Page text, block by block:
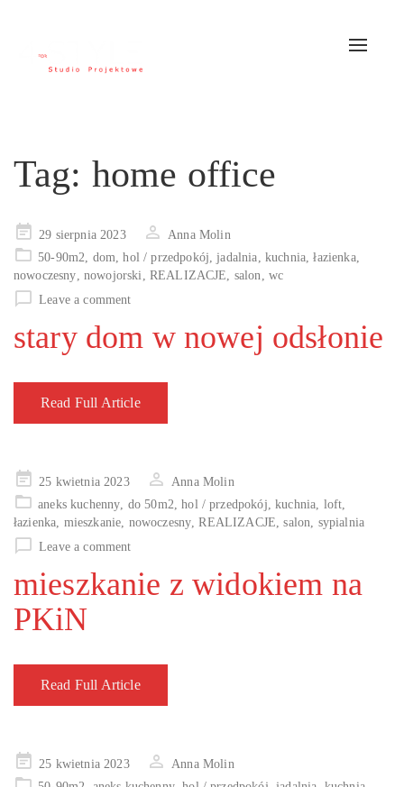
Toggle
Tag: home office
Posted
on
29 sierpnia 2023
Anna Molin
50-90m2, dom,hol / przedpokój,jadalnia, kuchnia,łazienka,
nowoczesny, nowojorski, REALIZACJE, salon, wc
Leave a comment
stary dom w nowej odsłonie
Read Full Article
Posted
on
25 kwietnia 2023
Anna Molin
aneks kuchenny, do 50m2,hol / przedpokój,kuchnia, loft,
łazienka, mieszkanie, nowoczesny,REALIZACJE,salon, sypialnia
Leave a comment
mieszkanie z widokiem na
PKiN
Read Full Article
Posted
on
25 kwietnia 2023
Anna Molin